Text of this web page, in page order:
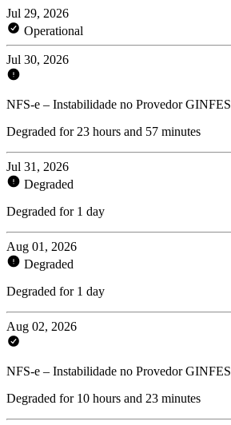
Jul 29, 2026
Operational
Jul 30, 2026
NFS-e – Instabilidade no Provedor GINFES
Degraded for 23 hours and 57 minutes
Jul 31, 2026
Degraded
Degraded for 1 day
Aug 01, 2026
Degraded
Degraded for 1 day
Aug 02, 2026
NFS-e – Instabilidade no Provedor GINFES
Degraded for 10 hours and 23 minutes